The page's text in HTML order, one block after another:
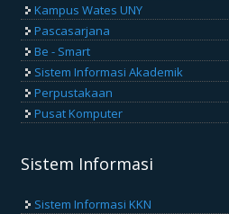
Kampus Wates UNY
Pascasarjana
Be - Smart
Sistem Informasi Akademik
Perpustakaan
Pusat Komputer
Sistem Informasi
Sistem Informasi KKN